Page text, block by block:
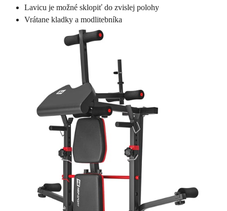
Lavicu je možné sklopiť do zvislej polohy
Vrátane kladky a modlitebníka